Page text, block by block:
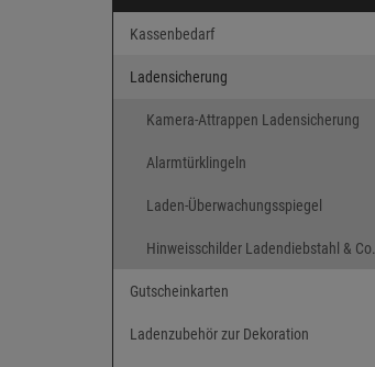
Kassenbedarf
Ladensicherung
Kamera-Attrappen Ladensicherung
Alarmtürklingeln
Laden-Überwachungsspiegel
Hinweisschilder Ladendiebstahl & Co.
Gutscheinkarten
Ladenzubehör zur Dekoration